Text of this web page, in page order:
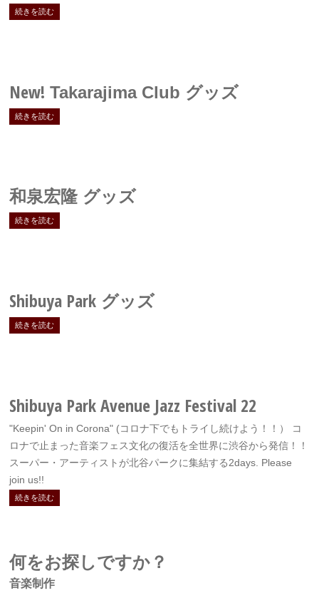
続きを読む
New! Takarajima Club グッズ
続きを読む
和泉宏隆 グッズ
続きを読む
Shibuya Park グッズ
続きを読む
Shibuya Park Avenue Jazz Festival 22
"Keepin' On in Corona" (コロナ下でもトライし続けよう！！） コ
ロナで止まった音楽フェス文化の復活を全世界に渋谷から発信！！
スーパー・アーティストが北谷パークに集結する2days. Please
join us!!
続きを読む
何をお探しですか？
音楽制作